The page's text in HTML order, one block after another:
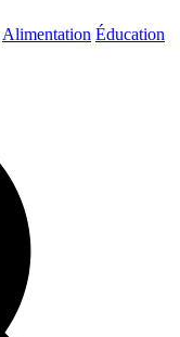
Alimentation Éducation